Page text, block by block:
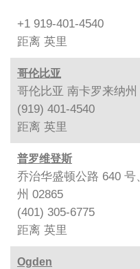
+1 919-401-4540
距离 英里
哥伦比亚
哥伦比亚 南卡罗来纳州
(919) 401-4540
距离 英里
普罗维登斯
乔治华盛顿公路 640
州 02865
(401) 305-6775
距离 英里
Ogden